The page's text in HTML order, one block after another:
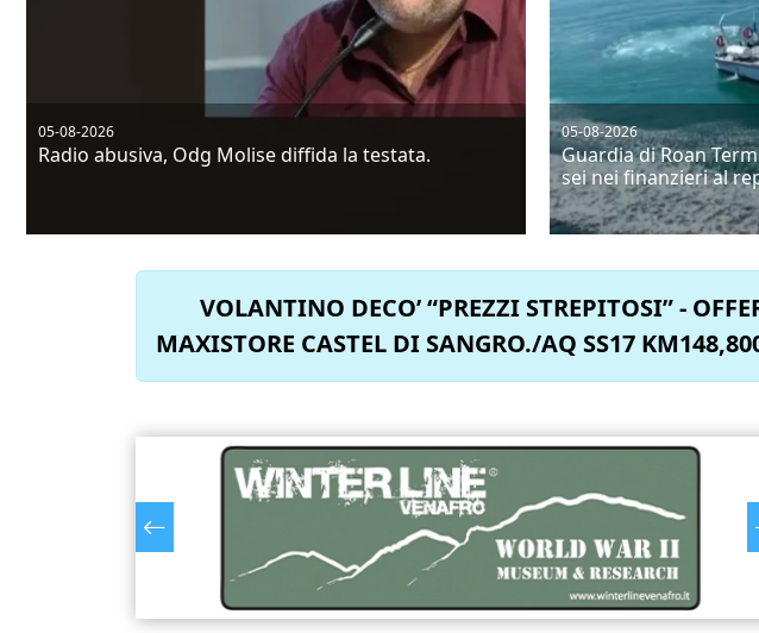
05-08-2026
Radio abusiva, Odg Molise diffida la testata.
05-08-2026
Guardia di Roan
sei nei finanzieri al
VOLANTINO DECO’ “PREZZI STREPITOSI” -
MAXISTORE CASTEL DI SANGRO./AQ SS17